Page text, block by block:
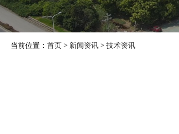
当前位置： 首页 > 新闻资讯 > 技术资讯